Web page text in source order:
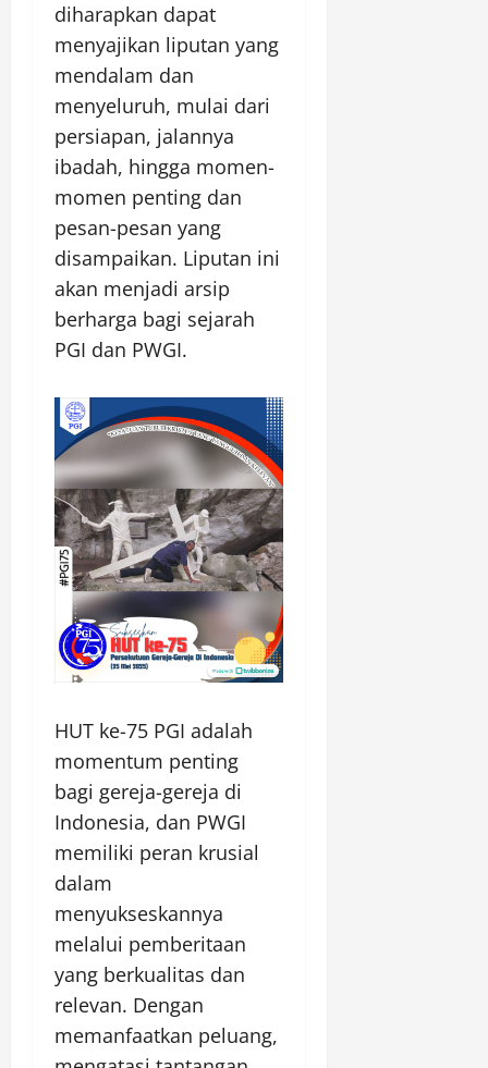
diharapkan dapat
menyajikan liputan yang
mendalam dan
menyeluruh, mulai dari
persiapan, jalannya
ibadah, hingga momen-
momen penting dan
pesan-pesan yang
disampaikan. Liputan ini
akan menjadi arsip
berharga bagi sejarah
PGI dan PWGI.
HUT ke-75 PGI adalah
momentum penting
bagi gereja-gereja di
Indonesia, dan PWGI
memiliki peran krusial
dalam
menyukseskannya
melalui pemberitaan
yang berkualitas dan
relevan. Dengan
memanfaatkan peluang,